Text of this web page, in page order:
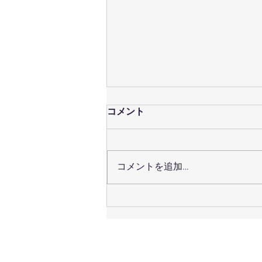
７月２５（日）定休日
コメント
コメントを追加…